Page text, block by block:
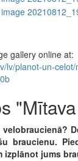
gallery online at:
lv/planot-un-
braucienu.
izplānot jums